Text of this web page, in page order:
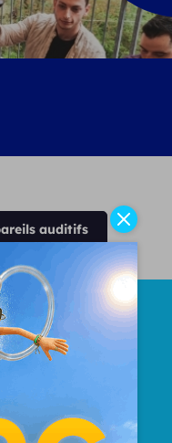
auditifs